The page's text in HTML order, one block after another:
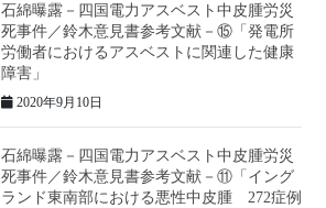
石綿曝露－四国電力アスベスト中皮腫労災
死事件／鈴木意見書参考文献－⑮「発電所
労働者におけるアスベストに関連した健康
障害」
2020年9月10日
石綿曝露－四国電力アスベスト中皮腫労災
死事件／鈴木意見書参考文献－⑪「イング
ランド東南部における悪性中皮腫 272症例